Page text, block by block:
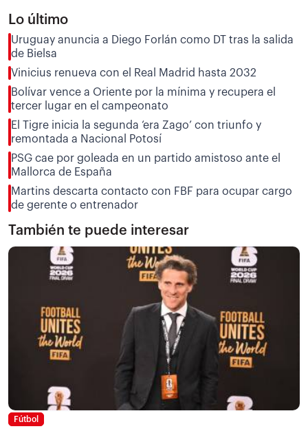
Lo último
Uruguay anuncia a Diego Forlán como DT tras la salida
de Bielsa
Vinicius renueva con el Real Madrid hasta 2032
Bolívar vence a Oriente por la mínima y recupera el
tercer lugar en el campeonato
El Tigre inicia la segunda ‘era Zago’ con triunfo y
remontada a Nacional Potosí
PSG cae por goleada en un partido amistoso ante el
Mallorca de España
Martins descarta contacto con FBF para ocupar cargo
de gerente o entrenador
También te puede interesar
Fútbol